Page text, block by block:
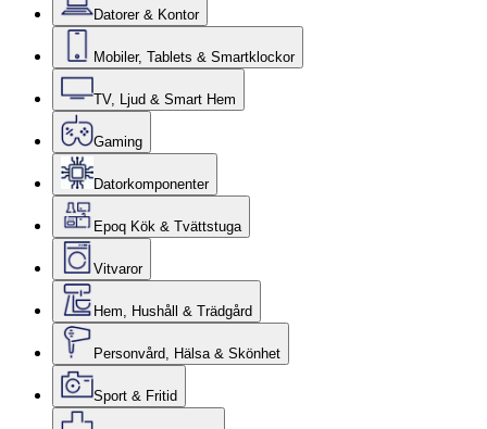
Datorer & Kontor
Mobiler, Tablets & Smartklockor
TV, Ljud & Smart Hem
Gaming
Datorkomponenter
Epoq Kök & Tvättstuga
Vitvaror
Hem, Hushåll & Trädgård
Personvård, Hälsa & Skönhet
Sport & Fritid